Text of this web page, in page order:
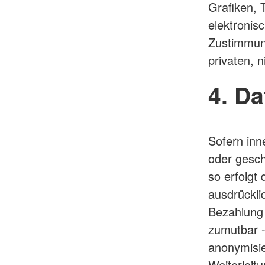
Grafiken,
privaten,
4.
Sofern
oder
so erfolgt
zumutbar